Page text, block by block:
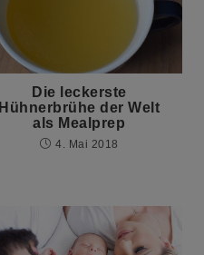
Die leckerste
Hühnerbrühe der Welt
als Mealprep
4. Mai 2018